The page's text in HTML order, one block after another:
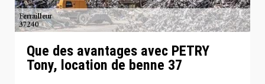
Que des avantages avec PETRY
Tony, location de benne 37